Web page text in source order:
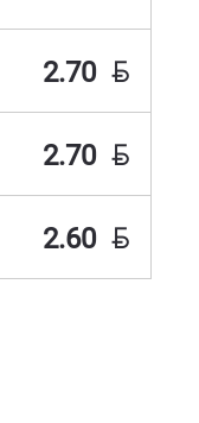
2.70 BYN
2.70 BYN
2.60 BYN